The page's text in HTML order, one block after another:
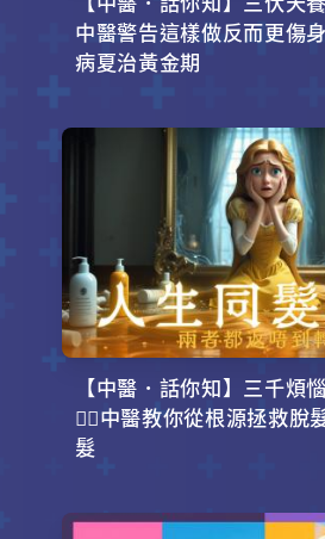
中醫警告這樣做反而更傷
病夏治黃金期
【中醫．話你知】三千煩
💇‍♂️中醫教你從根源拯救脫
髮